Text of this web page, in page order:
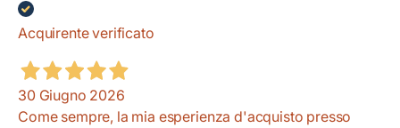
Acquirente verificato
30 Giugno 2026
Come sempre, la mia esperienza d'acquisto presso